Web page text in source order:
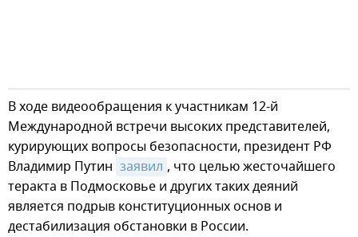
В ходе видеообращения к участникам 12-й
Международной встречи высоких представителей,
курирующих вопросы безопасности, президент РФ
Владимир Путин заявил , что целью жесточайшего
теракта в Подмосковье и других таких деяний
является подрыв конституционных основ и
дестабилизация обстановки в России.